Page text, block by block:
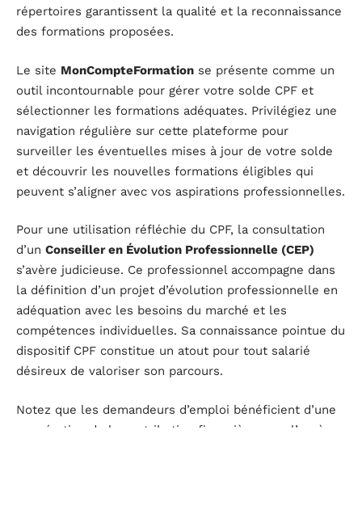
répertoires garantissent la qualité et la reconnaissance
des formations proposées.
Le site MonCompteFormation se présente comme un
outil incontournable pour gérer votre solde CPF et
sélectionner les formations adéquates. Privilégiez une
navigation régulière sur cette plateforme pour
surveiller les éventuelles mises à jour de votre solde
et découvrir les nouvelles formations éligibles qui
peuvent s’aligner avec vos aspirations professionnelles.
Pour une utilisation réfléchie du CPF, la consultation
d’un Conseiller en Évolution Professionnelle (CEP)
s’avère judicieuse. Ce professionnel accompagne dans
la définition d’un projet d’évolution professionnelle en
adéquation avec les besoins du marché et les
compétences individuelles. Sa connaissance pointue du
dispositif CPF constitue un atout pour tout salarié
désireux de valoriser son parcours.
Notez que les demandeurs d’emploi bénéficient d’une
exonération de la contribution financière pour l’accès